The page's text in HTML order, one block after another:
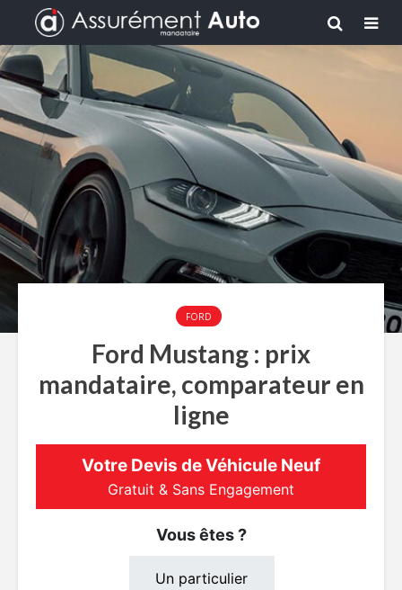
FORD
Ford Mustang : prix
mandataire, comparateur en
ligne